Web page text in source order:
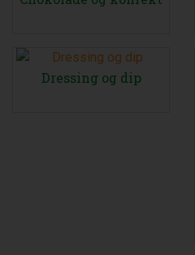
Dressing og dip